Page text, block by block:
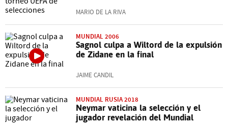
MARIO DE LA RIVA
MUNDIAL 2006
Sagnol culpa a Wiltord de la expulsión
de Zidane en la final
JAIME CANDIL
MUNDIAL RUSIA 2018
Neymar vaticina la selección y el
jugador revelación del Mundial